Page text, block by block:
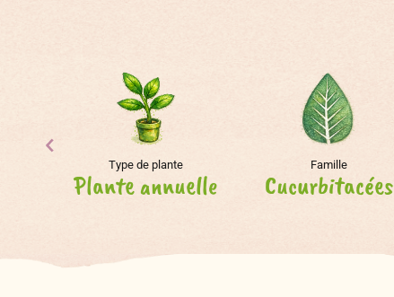
Type de plante
Plante annuelle
Famille
Cucurbitacées